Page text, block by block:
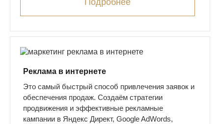
Подробнее
Реклама в интернете
Это самый быстрый способ привлечения заявок и
обеспечения продаж. Создаём стратегии
продвижения и эффективные рекламные
кампании в Яндекс Директ, Google AdWords,